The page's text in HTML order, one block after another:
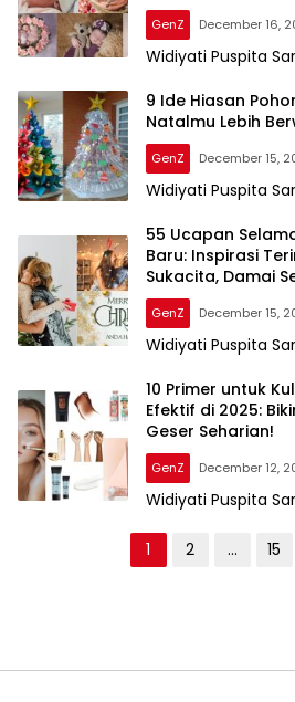
GenZ December 16,
Widiyati Puspita
9 Ide Hiasan
Natalmu Lebih
GenZ December 15,
Widiyati Puspita
55 Ucapan
Baru: Inspirasi
Sukacita, Damai
Baru
GenZ December 15,
Widiyati Puspita
10 Primer untuk
Efektif di 2025:
Geser Seharian!
GenZ December 12,
Widiyati Puspita
s
1 2 … 15